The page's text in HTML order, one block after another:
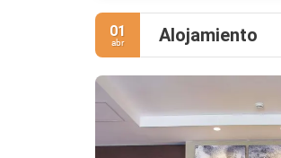
01
abr Alojamiento